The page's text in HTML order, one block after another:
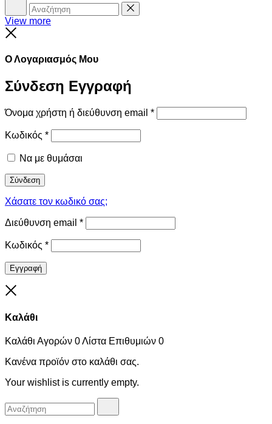
Αναζήτηση Reset
View more
Ο Λογαριασμός Μου
Σύνδεση Εγγραφή
Όνομα χρήστη ή διεύθυνση email *
Κωδικός *
Να με θυμάσαι
Σύνδεση
Χάσατε τον κωδικό σας;
Διεύθυνση email *
Κωδικός *
Εγγραφή
Καλάθι
Καλάθι Αγορών 0Λίστα Επιθυμιών 0
Κανένα προϊόν στο καλάθι σας.
Your wishlist is currently empty.
Αναζήτησα
για: